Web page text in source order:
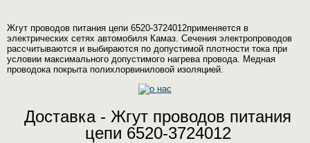
Жгут проводов питания цепи 6520-3724012применяется в
электрических сетях автомобиля Камаз. Сечения электропроводов
рассчитываются и выбираются по допустимой плотности тока при
условии максимального допустимого нагрева провода. Медная
проводока покрыта полихлорвиниловой изоляцией.
Доставка - Жгут проводов питания
цепи 6520-3724012